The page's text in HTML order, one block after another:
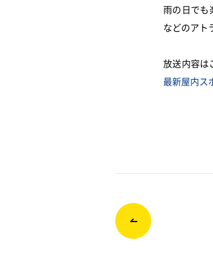
雨の日でも
などのアト
放送内容は
最新屋内ス